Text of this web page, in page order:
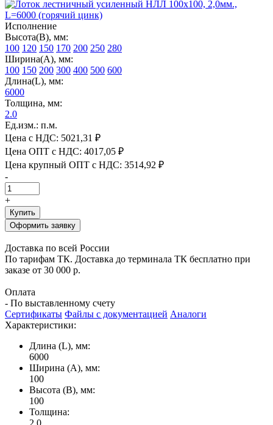
Исполнение
Высота(В), мм:
100 120 150 170 200 250 280
Ширина(А), мм:
100 150 200 300 400 500 600
Длина(L), мм:
6000
Толщина, мм:
2.0
Ед.изм.: п.м.
Цена с НДС: 5021,31 ₽
Цена ОПТ с НДС: 4017,05 ₽
Цена крупный ОПТ с НДС: 3514,92 ₽
-
+
Купить
Оформить заявку
Доставка по всей России
По тарифам ТК. Доставка до терминала ТК бесплатно при
заказе от 30 000 р.
Оплата
- По выставленному счету
Сертификаты Файлы с документацией Аналоги
Характеристики:
Длина (L), мм:
6000
Ширина (А), мм:
100
Высота (В), мм:
100
Толщина:
2.0